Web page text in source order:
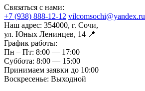
Связаться с нами:
+7 (938) 888-12-12 vilcomsochi@yandex.ru
Наш адрес: 354000, г. Сочи,
ул. Юных Ленинцев, 14 📍
График работы:
Пн – Пт: 8:00 — 17:00
Суббота: 8:00 — 15:00
Принимаем заявки до 10:00
Воскресенье: Выходной